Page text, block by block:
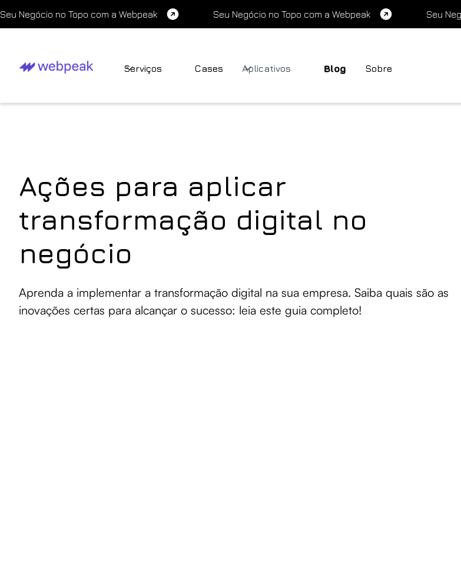
Seu Negócio no Topo com a Webpeak Seu Negócio no Topo com a Webpeak Seu
Serviços Cases Aplicativos Blog Sobre
Ações para aplicar
transformação digital no
negócio
Aprenda a implementar a transformação digital na sua empresa. Saiba quais são as
inovações certas para alcançar o sucesso: leia este guia completo!